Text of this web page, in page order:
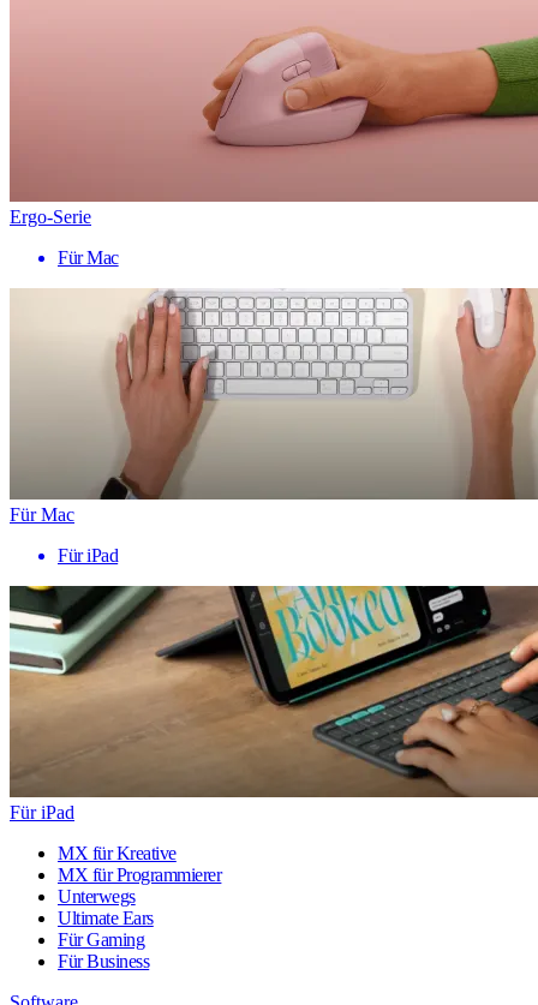
Ergo-Serie
Für Mac
Für Mac
Für iPad
Für iPad
MX für Kreative
MX für Programmierer
Unterwegs
Ultimate Ears
Für Gaming
Für Business